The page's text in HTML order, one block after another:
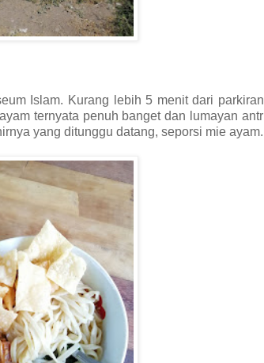
Islam. Kurang lebih 5 menit dari
ternyata penuh banget dan lumayan
yang ditunggu datang, seporsi mie ayam.